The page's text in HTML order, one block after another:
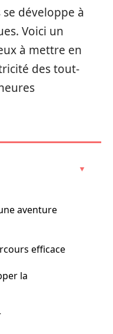
développe à
Voici un
à mettre en
des tout-
aventure
efficace
la